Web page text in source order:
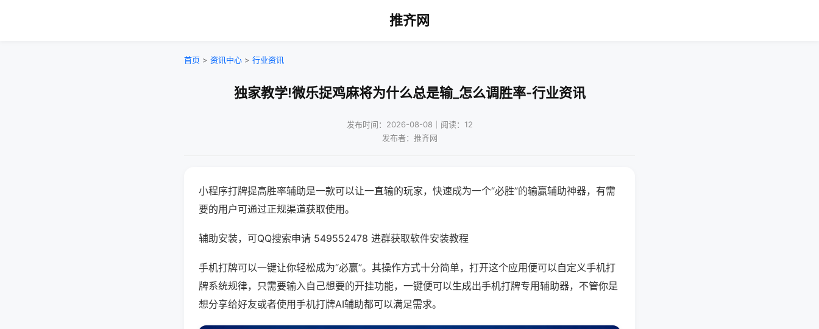
推齐网
首页 > 资讯中心 > 行业资讯
独家教学!微乐捉鸡麻将为什么总是输_怎么调胜率-行业资讯
发布时间：2026-08-08｜阅读：12
发布者：推齐网
小程序打牌提高胜率辅助是一款可以让一直输的玩家，快速成为一个“必胜”的输赢辅助神器，有需
要的用户可通过正规渠道获取使用。
辅助安装，可QQ搜索申请 549552478 进群获取软件安装教程
手机打牌可以一键让你轻松成为“必赢”。其操作方式十分简单，打开这个应用便可以自定义手机打
牌系统规律，只需要输入自己想要的开挂功能，一键便可以生成出手机打牌专用辅助器，不管你是
想分享给好友或者使用手机打牌AI辅助都可以满足需求。